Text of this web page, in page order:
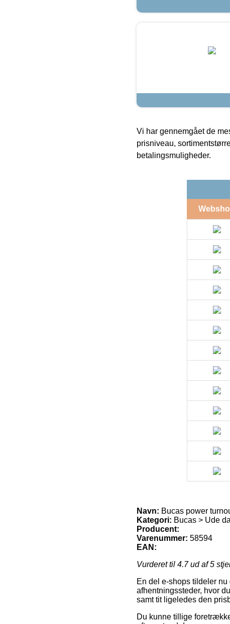
Vi har gennemgået de
prisniveau,
betalingsmuligheder.
Navn: Bucas power
Kategori: Bucas > Ude
Producent:
Varenummer: 58594
EAN:
Vurderet til 4.7ud af 5
En del e-shops tildeler
afhentningssteder, hvor
samt tit ligeledes den
Du kunne tillige